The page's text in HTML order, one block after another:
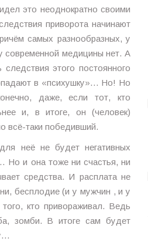
это неоднократно своими
приворота начинают
самых разнообразных, у
современной медицины нет. А
этого постоянного
в «психушку»… Но! Но
даже, если тот, кто
и, в итоге, он (человек)
всё-таки победивший.
неё не будет негативных
Но и она тоже ни счастья, ни
средства. И расплата не
бесплодие (и у мужчин , и у
кто привораживал. Ведь
зомби. В итоге сам будет